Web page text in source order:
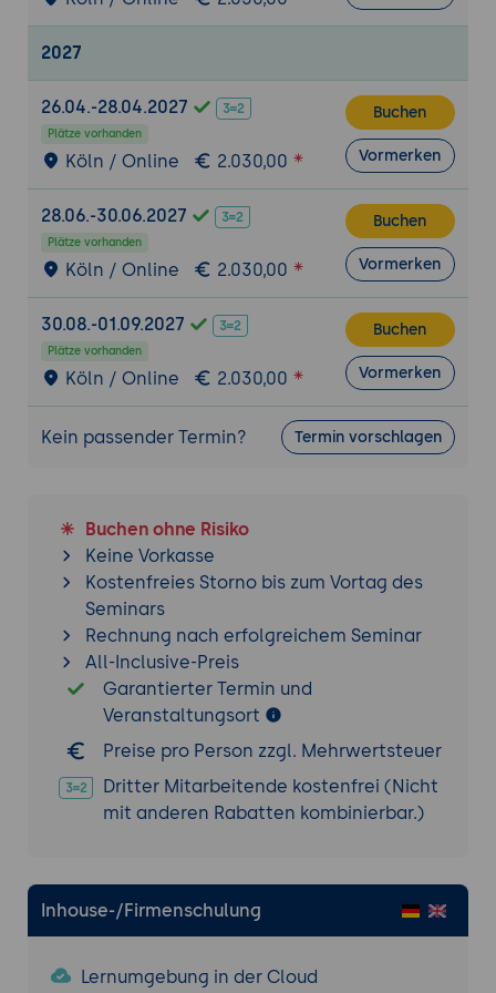
Praxis-Übung:
Cloud-Architektur-Übung
eine Landing-Zone-Struktur mit drei bis
fünf Accounts/Subscriptions und Network-
Segmentation mit KI-Unterstützung
3. Identity und Zugriffs-Management in der
Cloud
Cloud-Identity-Plattformen: AWS IAM,
Azure Entra ID (vormals Azure AD), Google
Cloud IAM.
Identity Federation: SAML, OIDC, SCIM für
Provisioning.
Privileged Access Management in der
Cloud: Just-in-Time Access, Privileged
Identity Management (PIM in Azure), AWS
Managed Identities, IAM Roles für
EC2/Lambda, Workload Identity in GKE.
Conditional Access und Risk-Based
Authentication.
MFA als Pflicht und Phishing-resistente
Methoden (FIDO2, Hardware Tokens).
KI-Use-Cases: IAM-Policy-Analysen mit KI,
Privileged-Access-Reviews, Conditional-
Access-Strategien.
Werkzeuge: AWS IAM Access Analyzer,
Microsoft Entra ID Identity Protection,
ChatGPT und Claude für Policy-Reviews.
Wildcard-Permissions in IAM Policies,
fehlende MFA, langlebige Access Keys.
Praxis-Übung:IAM-Übung mit KI - ein
Privileged-Access-Konzept mit drei
2027
26.04.-28.04.2027
Plätze vorhanden
Köln / Online 2.030,00
Buchen
Vormerken
28.06.-30.06.2027
Plätze vorhanden
Köln / Online 2.030,00
Buchen
Vormerken
30.08.-01.09.2027
Plätze vorhanden
Köln / Online 2.030,00
Buchen
Vormerken
Kein passender Termin? Termin vorschlagen
Buchen ohne Risiko
Keine Vorkasse
Kostenfreies Storno bis zum Vortag des
Seminars
Rechnung nach erfolgreichem Seminar
All-Inclusive-Preis
Garantierter Termin und
Veranstaltungsort
Preise pro Person zzgl. Mehrwertsteuer
Dritter Mitarbeitende kostenfrei (Nicht
mit anderen Rabatten kombinierbar.)
Inhouse-/Firmenschulung
Lernumgebung in der Cloud